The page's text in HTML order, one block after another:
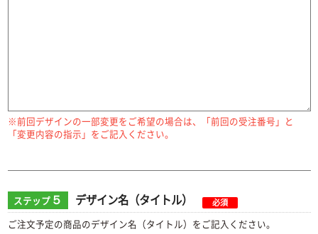
※前回デザインの一部変更をご希望の場合は、「前回の受注番号」と
「変更内容の指示」をご記入ください。
ステップ５ デザイン名（タイトル） 必須
ご注文予定の商品のデザイン名（タイトル）をご記入ください。